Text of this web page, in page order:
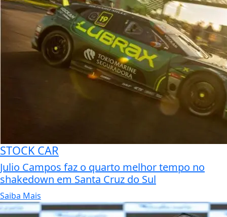
STOCK CAR
Julio Campos faz o quarto melhor tempo no
shakedown em Santa Cruz do Sul
Saiba Mais